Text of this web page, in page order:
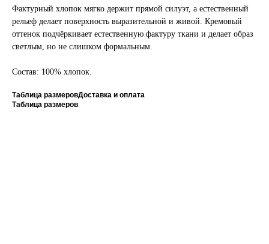
Фактурный хлопок мягко держит прямой силуэт, а естественный
рельеф делает поверхность выразительной и живой. Кремовый
оттенок подчёркивает естественную фактуру ткани и делает образ
светлым, но не слишком формальным.
Состав: 100% хлопок.
Таблица размеровДоставка и оплата
Таблица размеров